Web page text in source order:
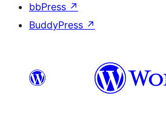
bbPress ↗
BuddyPress ↗